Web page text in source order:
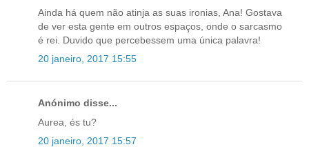
Ainda há quem não atinja as suas ironias, Ana! Gostava
de ver esta gente em outros espaços, onde o sarcasmo
é rei. Duvido que percebessem uma única palavra!
20 janeiro, 2017 15:55
Anónimo disse...
Aurea, és tu?
20 janeiro, 2017 15:57